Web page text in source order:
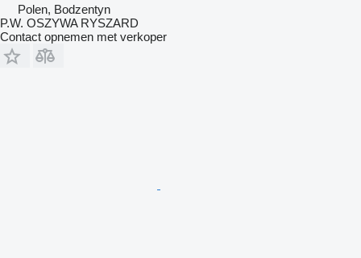
Polen, Bodzentyn
P.W. OSZYWA RYSZARD
Contact opnemen met verkoper